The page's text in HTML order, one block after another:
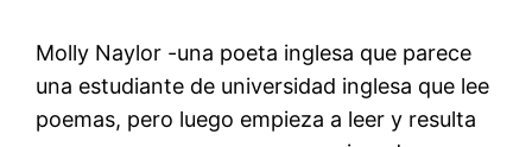
Molly Naylor -una poeta inglesa que parece
una estudiante de universidad inglesa que lee
poemas, pero luego empieza a leer y resulta